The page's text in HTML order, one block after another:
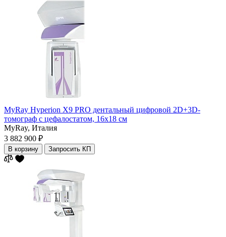
MyRay Hyperion X9 PRO дентальный цифровой 2D+3D-
томограф с цефалостатом, 16х18 см
MyRay, Италия
3 882 900 ₽
В корзину Запросить КП